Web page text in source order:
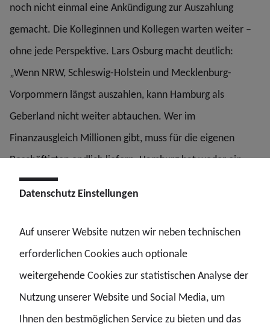
noch nicht einmal eine Ankündigung zur Auszahlung
gemacht. Die Kolleginnen und Kollegen warten weiter –
ohne jede Perspektive. Lars Osburg macht deutlich:
„Wenn NRW, Schleswig-Holstein und Mecklenburg-
Vorpommern längst auszahlen, kann Hamburg als
Geberland nicht weiter abtauchen. Wer im
Finanzausgleich Millionen gibt, muss für die eigenen
Beschäftigten endlich liefern. Hamburg hat weder ein
Gesetz noch einen Zeitplan. Das ist den Kolleginnen und
Kollegen nicht mehr vermittelbar.“
Hamburg: Kein Gesetz. Keine Auszahlung. Kein
Datenschutz Einstellungen
Auf unserer Website nutzen wir neben technischen
erforderlichen Cookies auch optionale
weitergehende Cookies zur statistischen Analyse der
Nutzung unserer Website und Social Media, um
Ihnen den bestmöglichen Service zu bieten und das